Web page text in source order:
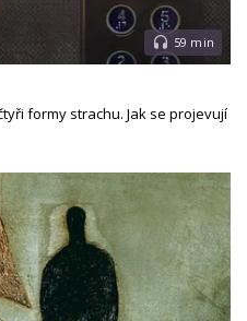
59 min
formy strachu. Jak se projevují